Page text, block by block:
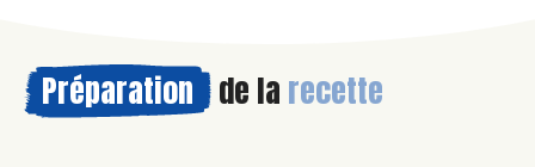
Préparation de la recette